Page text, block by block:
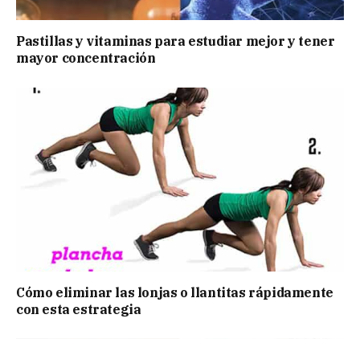
Pastillas y vitaminas para estudiar mejor y tener
mayor concentración
Cómo eliminar las lonjas o llantitas rápidamente
con esta estrategia